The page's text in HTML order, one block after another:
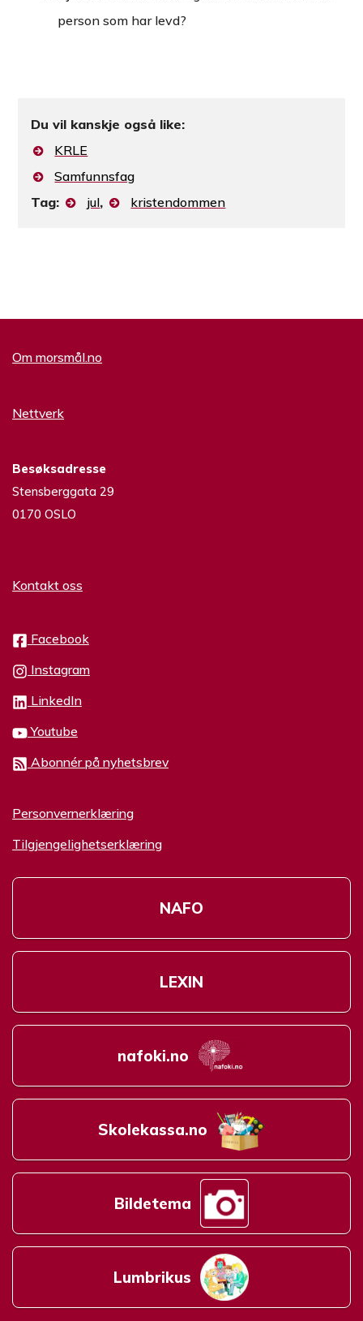
person som har levd?
Du vil kanskje også like:
KRLE
Samfunnsfag
Tag:
jul, kristendommen
Om morsmål.no
Nettverk
Besøksadresse
Stensberggata 29
0170 OSLO
Kontakt oss
Facebook
Instagram
LinkedIn
Youtube
Abonnér på nyhetsbrev
Personvernerklæring
Tilgjengelighetserklæring
NAFO
LEXIN
nafoki.no
Skolekassa.no
Bildetema
Lumbrikus